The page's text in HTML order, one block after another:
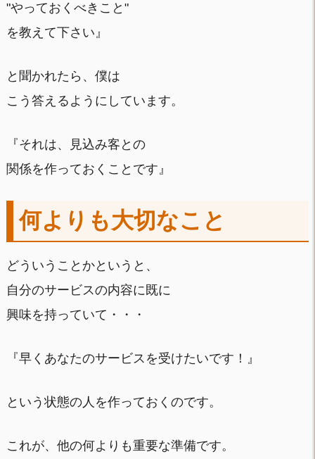
"やっておくべきこと"
を教えて下さい』
と聞かれたら、僕は
こう答えるようにしています。
『それは、見込み客との
関係を作っておくことです』
何よりも大切なこと
どういうことかというと、
自分のサービスの内容に既に
興味を持っていて・・・
『早くあなたのサービスを受けたいです！』
という状態の人を作っておくのです。
これが、他の何よりも重要な準備です。